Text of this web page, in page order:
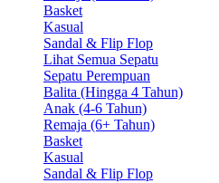
Basket
Kasual
Sandal & Flip Flop
Lihat Semua Sepatu
Sepatu Perempuan
Balita (Hingga 4 Tahun)
Anak (4-6 Tahun)
Remaja (6+ Tahun)
Basket
Kasual
Sandal & Flip Flop